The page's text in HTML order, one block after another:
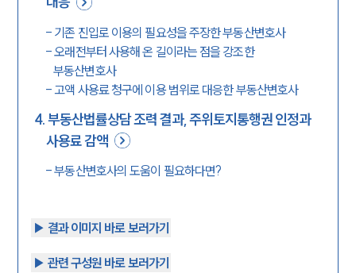
- 기존 진입로 이용의 필요성을 주장한 부동산변호사
-오래전부터 사용해 온 길이라는 점을 강조한
부동산변호사
-고액 사용료 청구에 이용 범위로 대응한 부동산변호사
4.부동산법률상담 조력 결과, 주위토지통행권 인정과
사용료 감액
-부동산변호사의 도움이 필요하다면?
▶︎ 결과 이미지 바로 보러가기
▶︎ 관련 구성원 바로 보러가기